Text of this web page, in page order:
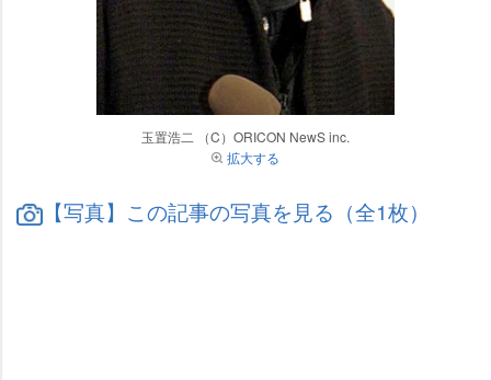
玉置浩二 （C）ORICON NewS inc.
拡大する
【写真】この記事の写真を見る（全1枚）